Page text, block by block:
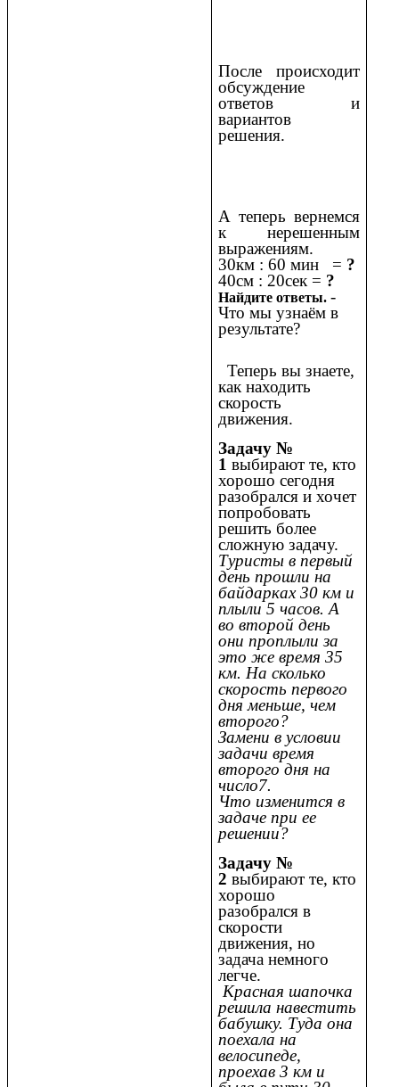
После происходит
обсуждение
ответов и
вариантов
решения.
А теперь вернемся
к нерешенным
выражениям.
30км : 60 мин = ?
40см : 20сек = ?
Найдите ответы.-
Что мы узнаём в
результате?
Теперь вы знаете,
как находить
скорость
движения.
Задачу №
1 выбирают те, кто
хорошо сегодня
разобрался и хочет
попробовать
решить более
сложную задачу.
Туристы в первый
день прошли на
байдарках 30 км и
плыли 5 часов. А
во второй день
они проплыли за
это же время 35
км. На сколько
скорость первого
дня меньше, чем
второго?
Замени в условии
задачи время
второго дня на
число7.
Что изменится в
задаче при ее
решении?
Задачу №
2 выбирают те, кто
хорошо
разобрался в
скорости
движения, но
задача немного
легче.
Красная шапочка
решила навестить
бабушку. Туда она
поехала на
велосипеде,
проехав 3 км и